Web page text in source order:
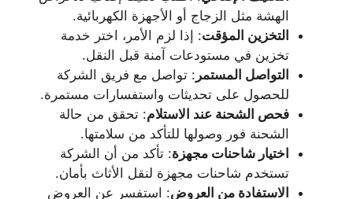
الهشة مثل الزجاج أو الأجهزة الكهربائية.
التخزين المؤقت: إذا لزم الأمر، اختر خدمة
تخزين في مستودعات آمنة قبل النقل.
التواصل المستمر : تواصل مع فريق الشركة
للحصول على تحديثات واستفسارات مستمرة.
فحص الشحنة عند الاستلام: تحقق من حالة
الشحنة فور وصولها للتأكد من سلامتها.
اختيار شاحنات مجهزة: تأكد من أن الشركة
تستخدم شاحنات مجهزة لنقل الأثاث بأمان.
الاستفادة من العروض: استفسر عن العروض